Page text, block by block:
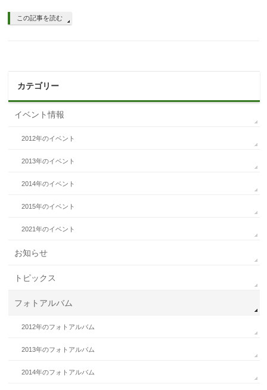
この記事を読む
カテゴリー
イベント情報
2012年のイベント
2013年のイベント
2014年のイベント
2015年のイベント
2021年のイベント
お知らせ
トピックス
フォトアルバム
2012年のフォトアルバム
2013年のフォトアルバム
2014年のフォトアルバム